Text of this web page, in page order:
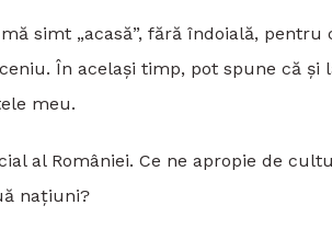
simt „acasă”, fără îndoială,
În același timp, pot spune că și
meu.
al României. Ce ne apropie de
națiuni?